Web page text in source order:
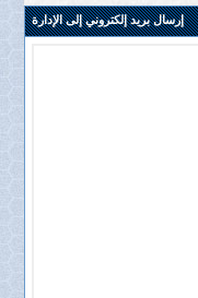
إرسال بريد إلكتروني إلى الإدارة